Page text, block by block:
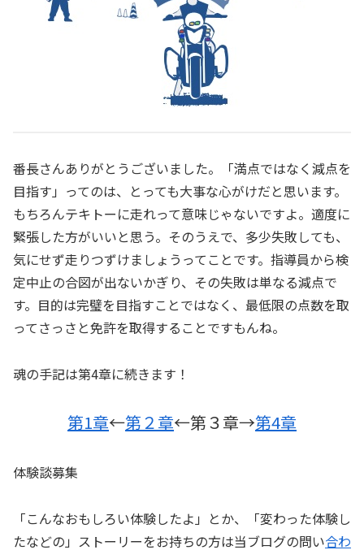
番長さんありがとうございました。「満点ではなく減点を
目指す」ってのは、とっても大事な心がけだと思います。
もちろんテキトーに走れって意味じゃないですよ。適度に
緊張した方がいいと思う。そのうえで、多少失敗しても、
気にせず走りつずけましょうってことです。指導員から検
定中止の合図が出ないかぎり、その失敗は単なる減点で
す。目的は完璧を目指すことではなく、最低限の点数を取
ってさっさと免許を取得することですもんね。
魂の手記は第4章に続きます！
第1章←第２章←第３章→第4章
体験談募集
「こんなおもしろい体験したよ」とか、「変わった体験し
たなどの」ストーリーをお持ちの方は当ブログの問い合わ